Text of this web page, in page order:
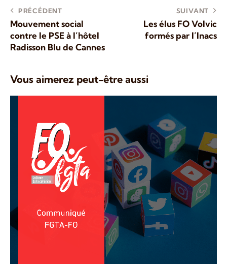
PRÉCÉDENT
Mouvement social
contre le PSE à l’hôtel
Radisson Blu de Cannes
SUIVANT
Les élus FO Volvic
formés par l’Inacs
Vous aimerez peut-être aussi